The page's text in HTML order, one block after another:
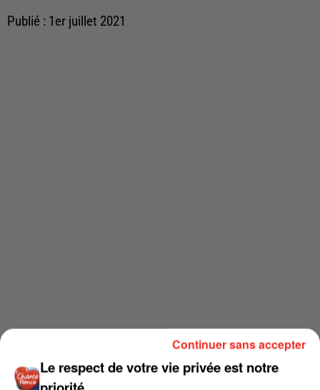
Publié : 1er juillet 2021
Le respect de votre vie privée est notre
Continuer sans accepter